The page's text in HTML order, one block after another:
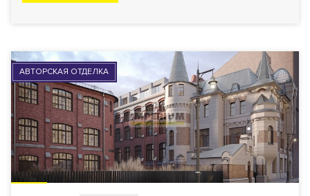
АВТОРСКАЯ ОТДЕЛКА